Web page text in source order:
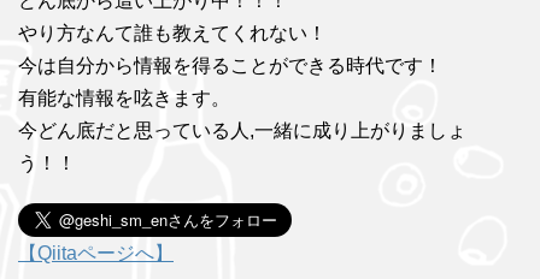
やり方なんて誰も教えてくれない！
今は自分から情報を得ることができる時代です！
有能な情報を呟きます。
今どん底だと思っている人,一緒に成り上がりましょ
う！！
【Qiitaページへ】